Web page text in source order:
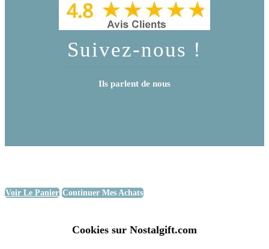
Suivez-nous !
Ils parlent de nous
Voir Le Panier Continuer Mes Achats
Cookies sur Nostalgift.com